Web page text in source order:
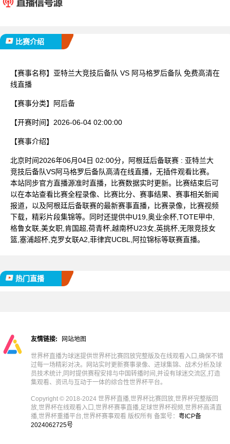
比赛介绍
【赛事名称】 亚特兰大竞技后备队 VS 阿马格罗后备队 免费高清在
线直播
【赛事分类】 阿后备
【开赛时间】 2026-06-04 02:00:00
【赛事介绍】
北京时间2026年06月04日 02:00分，阿根廷后备联赛 : 亚特兰大
竞技后备队VS阿马格罗后备队高清在线直播，无插件观看比赛。
本站同步官方直播源准时直播，比赛数据实时更新。比赛结束后可
以在本站查看比赛全程录像、比赛比分、赛事结果、赛事相关新闻
报道，以及阿根廷后备联赛的最新赛事直播，比赛录像，比赛视频
下载，精彩片段集锦等。同时还提供中U19,奥业余杯,TOTE甲中,
格鲁女联,美女职,肯国超,荷青杯,越南杯U23女,英挑杯,无限竞技女
篮,塞浦超杯,克罗女联A2,菲律宾UCBL,阿拉锦标等联赛直播。
热门直播
友情链接: 网站地图
世界杯直播为球迷提供世界杯比赛回放完整版及在线观看入口,确保不错
过每一场精彩对决。网站实时更新赛事录像、进球集锦、战术分析及球
员技术统计,同时提供赛程安排与中国转播时间,并设有球迷交流区,打造
集观看、资讯与互动于一体的综合性世界杯平台。
Copyright © 2018-2024 世界杯直播,世界杯比赛回放,世界杯完整版回
放,世界杯在线观看入口,世界杯赛事直播,足球世界杯视频,世界杯高清直
播,世界杯重播平台,世界杯赛事观看 版权所有 备案号： 粤ICP备
2024062725号